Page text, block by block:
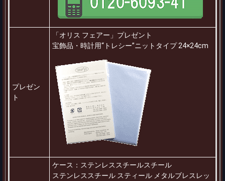
プレゼン
ト
「オリス フェアー」プレゼント
宝飾品・時計用“トレシー”ニットタイプ 24×24cm
ケース：ステンレススチールスチール
ステンレススチール スティール メタルブレスレッ